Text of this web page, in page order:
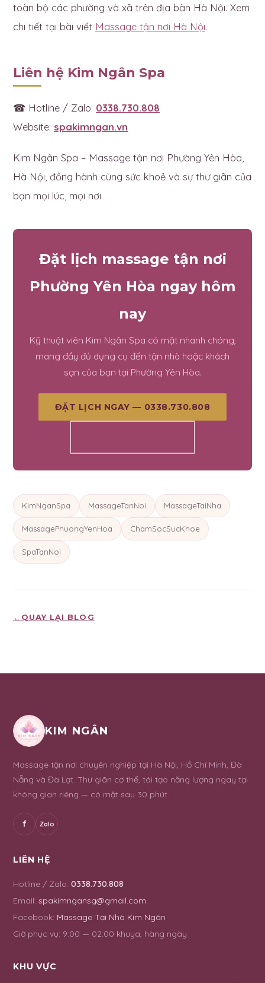
toàn bộ các phường và xã trên địa bàn Hà Nội. Xem
chi tiết tại bài viết Massage tận nơi Hà Nội.
Liên hệ Kim Ngân Spa
☎ Hotline / Zalo: 0338.730.808
Website: spakimngan.vn
Kim Ngân Spa – Massage tận nơi Phường Yên Hòa,
Hà Nội, đồng hành cùng sức khoẻ và sự thư giãn của
bạn mọi lúc, mọi nơi.
Đặt lịch massage tận nơi
Phường Yên Hòa ngay hôm
nay
Kỹ thuật viên Kim Ngân Spa có mặt nhanh chóng,
mang đầy đủ dụng cụ đến tận nhà hoặc khách
sạn của bạn tại Phường Yên Hòa.
ĐẶT LỊCH NGAY — 0338.730.808
KimNganSpa MassageTanNoi MassageTaiNha
MassagePhuongYenHoa ChamSocSucKhoe
SpaTanNoi
← QUAY LẠI BLOG
KIM NGÂN
Massage tận nơi chuyên nghiệp tại Hà Nội, Hồ Chí Minh, Đà
Nẵng và Đà Lạt. Thư giãn cơ thể, tái tạo năng lượng ngay tại
không gian riêng — có mặt sau 30 phút.
f Zalo
LIÊN HỆ
Hotline / Zalo: 0338.730.808
Email: spakimngansg@gmail.com
Facebook: Massage Tại Nhà Kim Ngân
Giờ phục vụ: 9:00 — 02:00 khuya, hàng ngày
KHU VỰC